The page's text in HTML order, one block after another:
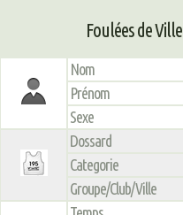
Foulées de
Nom
Prénom
Sexe
Dossard
Categorie
Groupe/Club/Ville